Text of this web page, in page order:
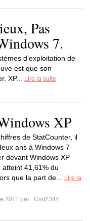
Pas
7.
d’exploitation de
est que son
XP...
Lire la suite
XP
de StatCounter, il
ans à Windows 7
devant Windows XP
atteint 41,61% du
que la part de...
Lire la
2011 par
Cmf2344